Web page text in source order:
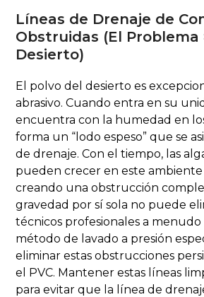
Líneas de Drenaje de
Obstruidas (El Problema
Desierto)
El polvo del desierto es
abrasivo. Cuando entra en su
encuentra con la humedad en
forma un “lodo espeso” que se
de drenaje. Con el tiempo, las
pueden crecer en este
creando una obstrucción
gravedad por sí sola no puede
técnicos profesionales a
método de lavado a presión
eliminar estas obstrucciones
el PVC. Mantener estas líneas
para evitar que la línea de